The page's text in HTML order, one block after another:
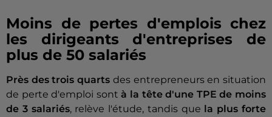
Moins de pertes d'emplois chez
les dirigeants d'entreprises de
plus de 50 salariés
Près des trois quarts des entrepreneurs en situation
de perte d'emploi sontà la tête d'une TPE de moins
de 3 salariés, relève l'étude, tandis que la plus forte